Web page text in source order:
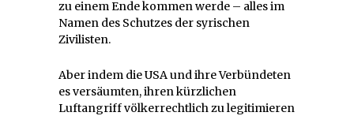
zu einem Ende kommen werde – alles im
Namen des Schutzes der syrischen
Zivilisten.
Aber indem die USA und ihre Verbündeten
es versäumten, ihren kürzlichen
Luftangriff völkerrechtlich zu legitimieren